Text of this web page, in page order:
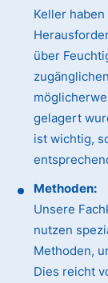
Keller
über
gelagert
ist wichtig,
Methoden:
Unsere
nutzen
Methoden,
Dies reicht